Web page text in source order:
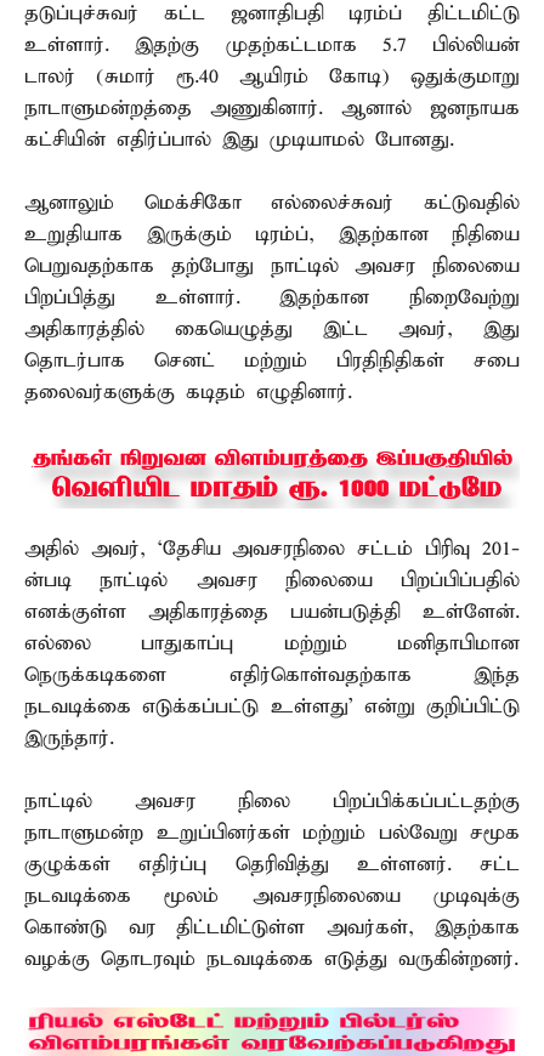
தடுப்புச்சுவர் கட்ட ஜனாதிபதி டிரம்ப் திட்டமிட்டு
உள்ளார். இதற்கு முதற்கட்டமாக 5.7 பில்லியன்
டாலர் (சுமார் ரூ.40 ஆயிரம் கோடி) ஒதுக்குமாறு
நாடாளுமன்றத்தை அணுகினார். ஆனால் ஜனநாயக
கட்சியின் எதிர்ப்பால் இது முடியாமல் போனது.
ஆனாலும் மெக்சிகோ எல்லைச்சுவர் கட்டுவதில்
உறுதியாக இருக்கும் டிரம்ப், இதற்கான நிதியை
பெறுவதற்காக தற்போது நாட்டில் அவசர நிலையை
பிறப்பித்து உள்ளார். இதற்கான நிறைவேற்று
அதிகாரத்தில் கையெழுத்து இட்ட அவர், இது
தொடர்பாக செனட் மற்றும் பிரதிநிதிகள் சபை
தலைவர்களுக்கு கடிதம் எழுதினார்.
அதில் அவர், ‘தேசிய அவசரநிலை சட்டம் பிரிவு 201-
ன்படி நாட்டில் அவசர நிலையை பிறப்பிப்பதில்
எனக்குள்ள அதிகாரத்தை பயன்படுத்தி உள்ளேன்.
எல்லை பாதுகாப்பு மற்றும் மனிதாபிமான
நெருக்கடிகளை எதிர்கொள்வதற்காக இந்த
நடவடிக்கை எடுக்கப்பட்டு உள்ளது’ என்று குறிப்பிட்டு
இருந்தார்.
நாட்டில் அவசர நிலை பிறப்பிக்கப்பட்டதற்கு
நாடாளுமன்ற உறுப்பினர்கள் மற்றும் பல்வேறு சமூக
குழுக்கள் எதிர்ப்பு தெரிவித்து உள்ளனர். சட்ட
நடவடிக்கை மூலம் அவசரநிலையை முடிவுக்கு
கொண்டு வர திட்டமிட்டுள்ள அவர்கள், இதற்காக
வழக்கு தொடரவும் நடவடிக்கை எடுத்து வருகின்றனர்.